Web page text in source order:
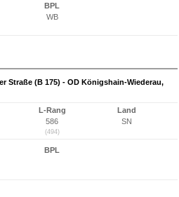
BPL
WB
Straße (B 175) - OD Königshain-Wiederau,
L-Rang
586
(494)
Land
SN
BPL